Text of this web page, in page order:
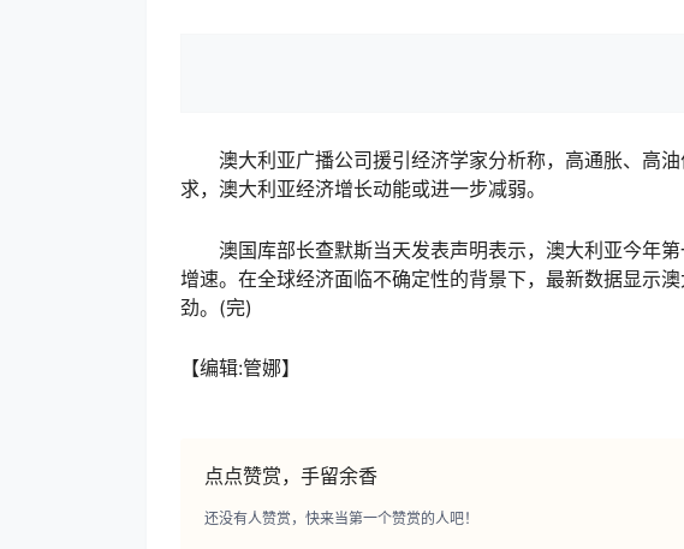
澳大利亚广播公司援引经济学家分析称，高通胀、高油
求，澳大利亚经济增长动能或进一步减弱。
澳国库部长查默斯当天发表声明表示，澳大利亚今年第
增速。在全球经济面临不确定性的背景下，最新数据显示
劲。(完)
【编辑:管娜】
点点赞赏，手留余香
还没有人赞赏，快来当第一个赞赏的人吧！